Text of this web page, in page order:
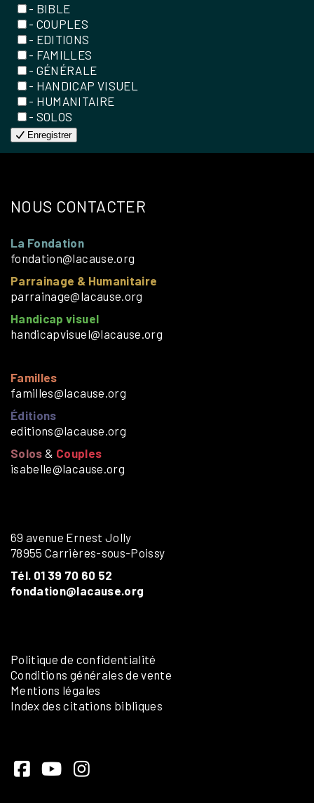
- BIBLE
- COUPLES
- EDITIONS
- FAMILLES
- GÉNÉRALE
- HANDICAP VISUEL
- HUMANITAIRE
- SOLOS
Enregistrer
NOUS CONTACTER
La Fondation
fondation@lacause.org
Parrainage & Humanitaire
parrainage@lacause.org
Handicap visuel
handicapvisuel@lacause.org
Familles
familles@lacause.org
Éditions
editions@lacause.org
Solos & Couples
isabelle@lacause.org
69 avenue Ernest Jolly
78955 Carrières-sous-Poissy
Tél. 01 39 70 60 52
fondation@lacause.org
Politique de confidentialité
Conditions générales de vente
Mentions légales
Index des citations bibliques